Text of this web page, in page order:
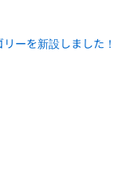
ーを新設しました！